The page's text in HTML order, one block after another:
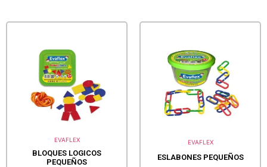
EVAFLEX
BLOQUES LOGICOS
PEQUEÑOS
EVAFLEX
ESLABONES PEQUEÑOS